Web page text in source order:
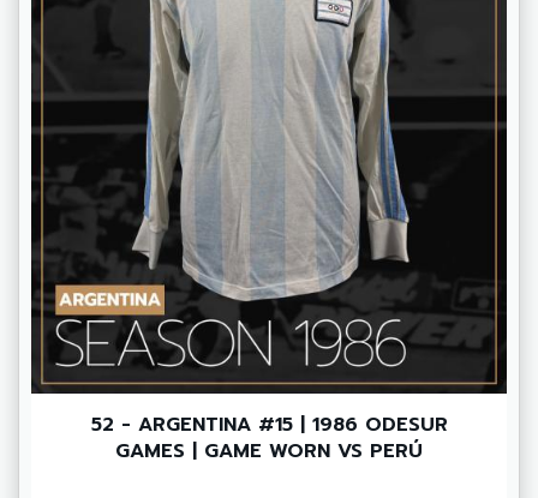
52 - ARGENTINA #15 | 1986 ODESUR
GAMES | GAME WORN VS PERÚ